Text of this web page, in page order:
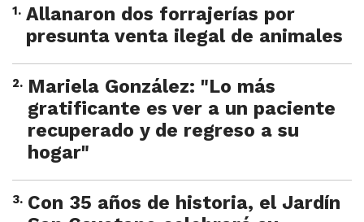
1. Allanaron dos forrajerías por
presunta venta ilegal de animales
2. Mariela González: "Lo más
gratificante es ver a un paciente
recuperado y de regreso a su
hogar"
3. Con 35 años de historia, el Jardín